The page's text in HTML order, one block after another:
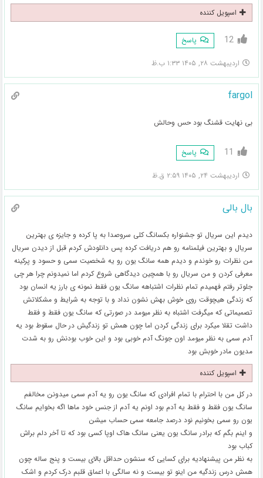
اسپویل کننده
12 پاسخ
اردیبهشت ۲۸, ۱۴۰۵ ۱:۳۳ ب.ظ
fargol
بی نهایت قشنگ بود حس و‌حالش
11 پاسخ
اردیبهشت ۲۴, ۱۴۰۵ ۲:۵۹ ق.ظ
بال بالی
دیدم این سریال تو جشنواره بکسانگ کلی سروصدا به پا کرده و جایزه ی بهترین
سریال و بهترین فیلمنامه رو هم دریافت کرده پس دانلودش کردم قبل از دیدن سریال
من نظرات رو خوندم و دیدم همه سانگ یون رو یه شخصیت سمی و حسود و پرکینه
معرفی کردن و من سریال رو با همچین دیدگاهی شروع کردم اما نمیدونم چرا هر چی
جلوتر رفتم فهمیدم تمام نظرات اشتباهه سانگ یون فقط نمونه ی بارز یه انسان بود
که زندگی هیچوقت روی خوش بهش نشون نداد و با توجه به شرایط و مشکلاتش
تصمیماتی که میگرفت اشتباه به نظر میومد در صورتی که سانگ یون فقط و فقط
داشت تقلا میکرد برای زندگی کردن اما چون همش تو زندگیش در حال سقوط بود یه
آدم سمی به نظر میومد اون جونگ آدم خوبی بود و این خوب بودنش رو به شدت
مدیون مادر خوبش بود
اسپویل کننده
در کل من با احترام با تمام افرادی که سانگ یون رو یه آدم سمی میدونن مخالفم
سانگ یون فقط و فقط یه آدم بود اونم یه آدم از جنس خود ماها اگه بخوایم سانگ
یون رو سمی بخونیم نود درصد جامعه سمی حساب میشن
و اینم بگم که برادر سانگ یون یعنی سانگ هاک اوپا کسی بود که تا آخر دلم براش
کباب بود
به نظر من پیشنهادیه برای کسایی که سنشون حداقل بالای بیست و پنج ساله چون
همش درس زندگیه من اینو تو بیست و نه سالگی با اعماق قلبم درک کردم و اشک